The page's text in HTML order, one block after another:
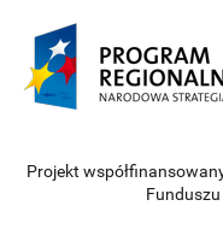
Projekt